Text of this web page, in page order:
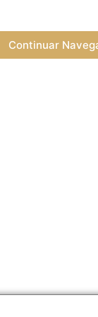
Continuar